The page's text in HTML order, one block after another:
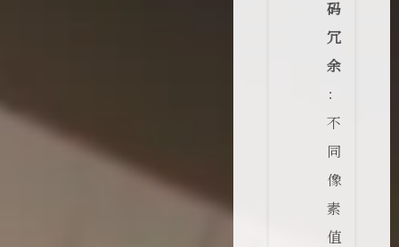
码
冗
余
：
不
同
像
素
值